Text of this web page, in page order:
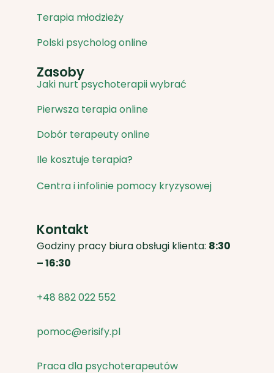
Terapia młodzieży
Polski psycholog online
Zasoby
Jaki nurt psychoterapii wybrać
Pierwsza terapia online
Dobór terapeuty online
Ile kosztuje terapia?
Centra i infolinie pomocy kryzysowej
Kontakt
Godziny pracy biura obsługi klienta: 8:30
– 16:30
+48 882 022 552
pomoc@erisify.pl
Praca dla psychoterapeutów